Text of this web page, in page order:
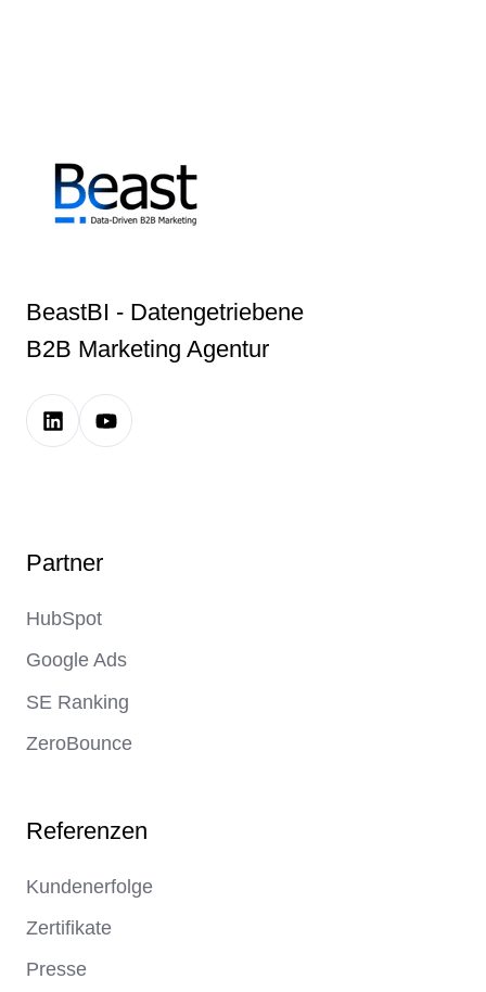
BeastBI - Datengetriebene
B2B Marketing Agentur
LinkedInYoutube
Partner
HubSpot
Google Ads
SE Ranking
ZeroBounce
Referenzen
Kundenerfolge
Zertifikate
Presse